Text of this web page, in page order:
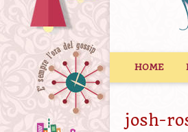
HOME
josh-